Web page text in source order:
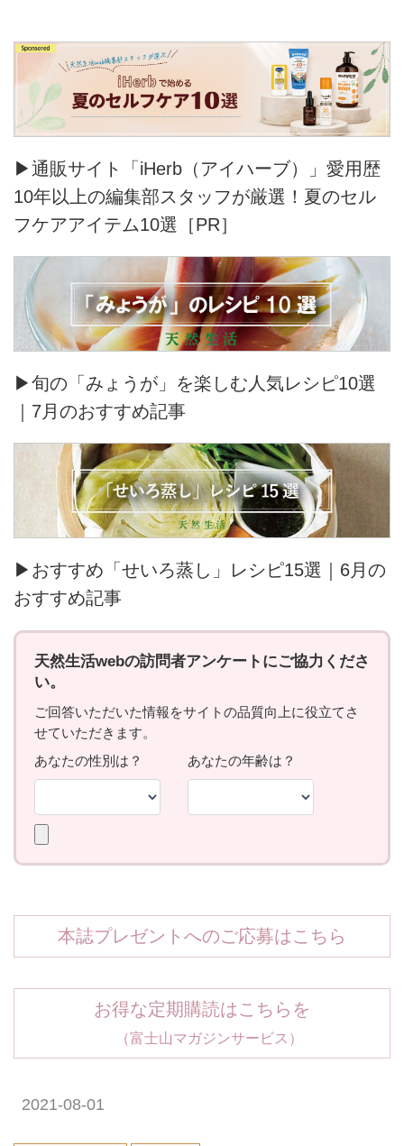
▶通販サイト「iHerb（アイハーブ）」愛用歴
10年以上の編集部スタッフが厳選！夏のセル
フケアアイテム10選［PR］
▶旬の「みょうが」を楽しむ人気レシピ10選
｜7月のおすすめ記事
▶おすすめ「せいろ蒸し」レシピ15選｜6月の
おすすめ記事
本誌プレゼントへのご応募はこちら
お得な定期購読はこちらを
（富士山マガジンサービス）
2021-08-01